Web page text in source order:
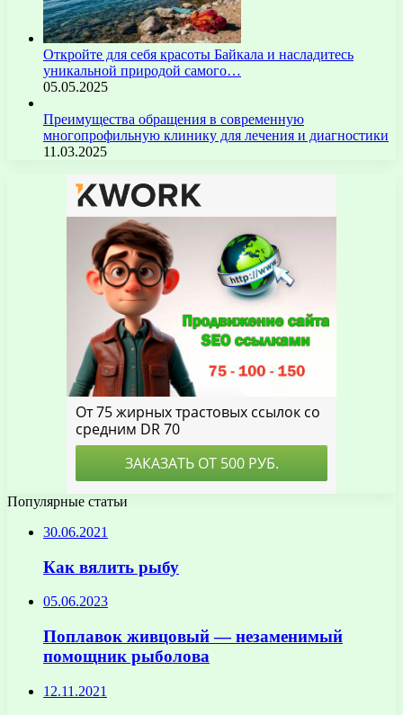
Откройте для себя красоты Байкала и насладитесь
уникальной природой самого…
05.05.2025
Преимущества обращения в современную
многопрофильную клинику для лечения и диагностики
11.03.2025
Популярные статьи
30.06.2021
Как вялить рыбу
05.06.2023
Поплавок живцовый — незаменимый
помощник рыболова
12.11.2021